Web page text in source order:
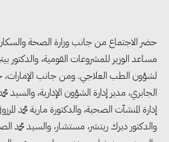
حضر الاجتماع من جانب وزارة الصحة
مساعد الوزير للمشروعات القومية، والدكتور
لشؤون الطب العلاجي. ومن جانب الإمارات،
الجابري، مدير إدارة الشؤون الإدارية، والسيد
إدارة المنشآت الصحية، والدكتورة مارية محمد
والدكتور ديرك ريتشر، مستشار، والسيد محمد
خلال يوليو.. إنقاذ
شمل مواطن بأسرته
مسنة
«التضامن» تطلق